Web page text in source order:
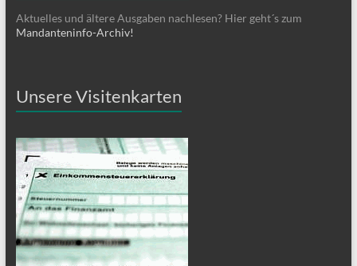
Aktuelles und ältere Ausgaben nachlesen? Hier geht´s zum
Mandanteninfo-Archiv!
Unsere Visitenkarten